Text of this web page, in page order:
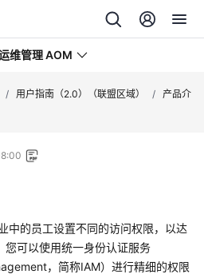
维管理 AOM
/ 用户指南（2.0）（联盟区域） / 产品介
中的员工设置不同的访问权限，以达
您可以使用统一身份认证服务
，简称IAM）进行精细的权限